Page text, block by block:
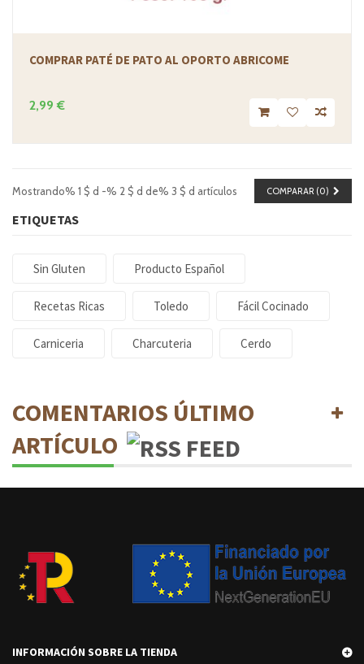
COMPRAR PATÉ DE PATO AL OPORTO ABRICOME
2,99 €
COMPARAR (0)
Mostrando% 1 $ d -% 2 $ d de% 3 $ d artículos
ETIQUETAS
Sin Gluten Producto Español
Recetas Ricas Toledo Fácil Cocinado
Carniceria Charcuteria Cerdo
COMENTARIOS ÚLTIMO
ARTÍCULO
INFORMACIÓN SOBRE LA TIENDA